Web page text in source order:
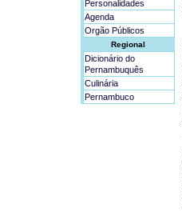
Personalidades
Agenda
Orgão Públicos
Regional
Dicionário do
Pernambuquês
Culinária
Pernambuco